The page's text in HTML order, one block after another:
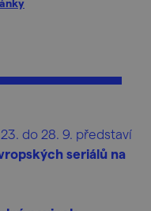
do 28. 9. představí
seriálů na